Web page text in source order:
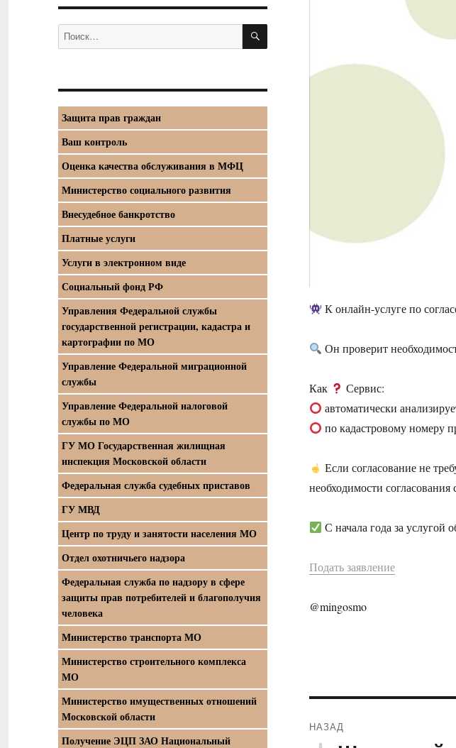
К онлайн-услуге по
Он проверит
Как
Сервис:
автоматически
по кадастровому номеру
Если согласование не
необходимости согласования
С начала года за услугой
Подать заявление
@mingosmo
по
НАЗАД
Искать: ПОИСК
Защита прав граждан
Ваш контроль
Оценка качества обслуживания в МФЦ
Министерство социального развития
Внесудебное банкротство
Платные услуги
Услуги в электронном виде
Социальный фонд РФ
Управления Федеральной службы
государственной регистрации, кадастра и
картографии по МО
Управление Федеральной миграционной
службы
Управление Федеральной налоговой
службы по МО
ГУ МО Государственная жилищная
инспекция Московской области
Федеральная служба судебных приставов
ГУ МВД
Центр по труду и занятости населения МО
Отдел охотничьего надзора
Федеральная служба по надзору в сфере
защиты прав потребителей и благополучия
человека
Министерство транспорта МО
Министерство строительного комплекса
МО
Министерство имущественных отношений
Московской области
Получение ЭЦП ЗАО Национальный